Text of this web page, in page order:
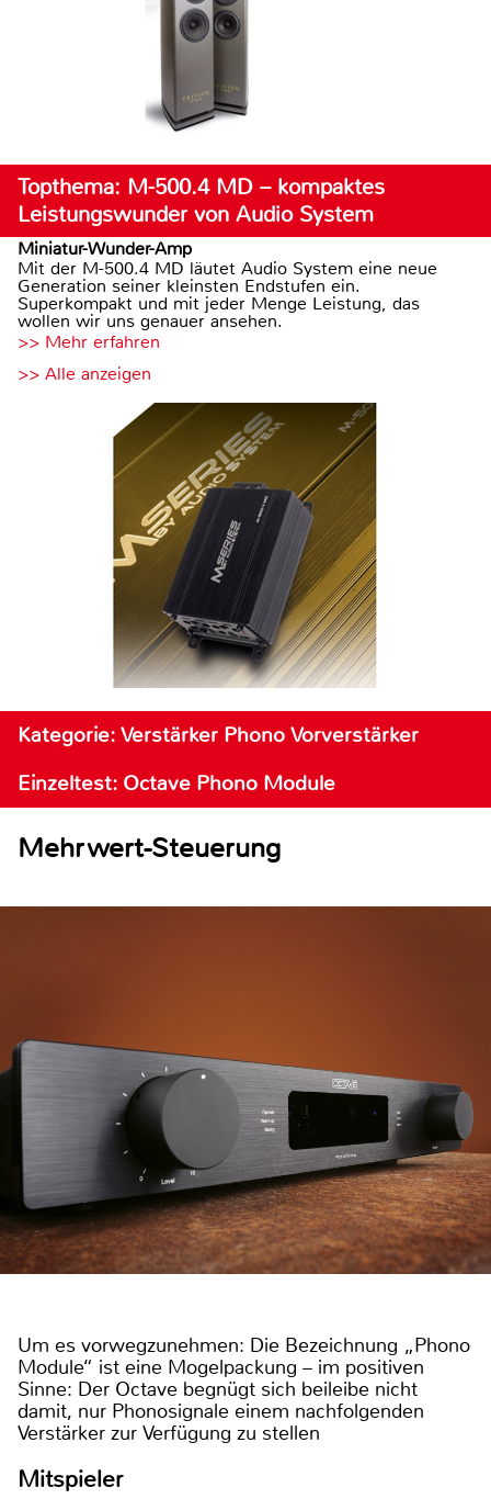
Topthema: M-500.4 MD – kompaktes
Leistungswunder von Audio System
Miniatur-Wunder-Amp
Mit der M-500.4 MD läutet Audio System eine neue
Generation seiner kleinsten Endstufen ein.
Superkompakt und mit jeder Menge Leistung, das
wollen wir uns genauer ansehen.
>> Mehr erfahren
>> Alle anzeigen
Kategorie: Verstärker Phono Vorverstärker
Einzeltest: Octave Phono Module
Mehrwert-Steuerung
Um es vorwegzunehmen: Die Bezeichnung „Phono
Module“ ist eine Mogelpackung – im positiven
Sinne: Der Octave begnügt sich beileibe nicht
damit, nur Phonosignale einem nachfolgenden
Verstärker zur Verfügung zu stellen
Mitspieler